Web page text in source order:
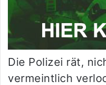
Die Polizei rät,
vermeintlich